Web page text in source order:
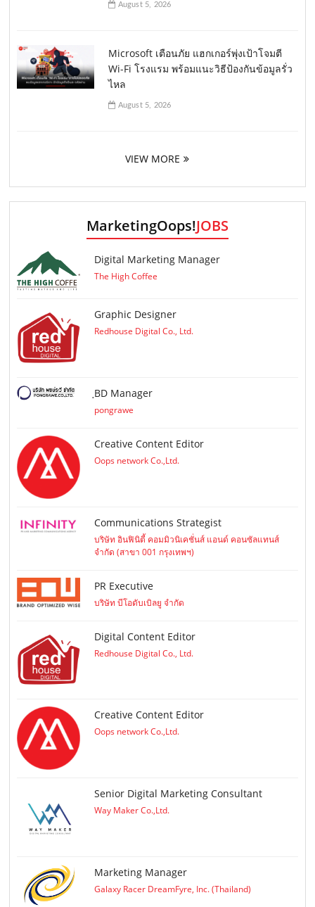
August 5, 2026
Microsoft เตือนภัย แฮกเกอร์พุ่งเป้าโจมตี
Wi-Fi โรงแรม พร้อมแนะวิธีป้องกันข้อมูลรั่ว
ไหล
August 5, 2026
VIEW MORE
MarketingOops!JOBS
Digital Marketing Manager
The High Coffee
Graphic Designer
Redhouse Digital Co., Ltd.
ฺBD Manager
pongrawe
Creative Content Editor
Oops network Co.,Ltd.
Communications Strategist
บริษัท อินฟินิตี้ คอมมิวนิเคชั่นส์ แอนด์ คอนซัลแทนส์
จำกัด (สาขา 001 กรุงเทพฯ)
PR Executive
บริษัท บีโอดับเบิลยู จำกัด
Digital Content Editor
Redhouse Digital Co., Ltd.
Creative Content Editor
Oops network Co.,Ltd.
Senior Digital Marketing Consultant
Way Maker Co.,Ltd.
Marketing Manager
Galaxy Racer DreamFyre, Inc. (Thailand)